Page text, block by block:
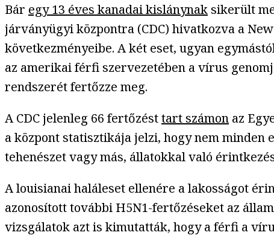
Bár egy 13 éves kanadai kislánynaksikerült
járványügyi központra (CDC) hivatkozva a
következményeibe. A két eset, ugyan
az amerikai férfi szervezetében a vírus
rendszerét fertőzze meg.
A CDC jelenleg 66 fertőzésttart számon az
a központ statisztikája jelzi, hogy nem
tehenészet vagy más, állatokkal való
A louisianai haláleset ellenére a lakosságot
azonosított további H5N1-fertőzéseket az
vizsgálatok azt is kimutatták, hogy a férfi a